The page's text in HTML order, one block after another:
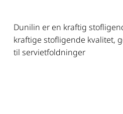
Dunilin er en kraftig
kraftige stofligende kvalitet,
til servietfoldninger